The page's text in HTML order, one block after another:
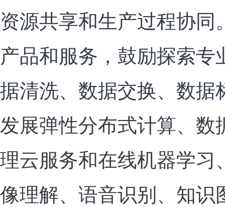
资源共享和生产过程协同
产品和服务，鼓励探索专
据清洗、数据交换、数据
发展弹性分布式计算、数
理云服务和在线机器学习
像理解、语音识别、知识